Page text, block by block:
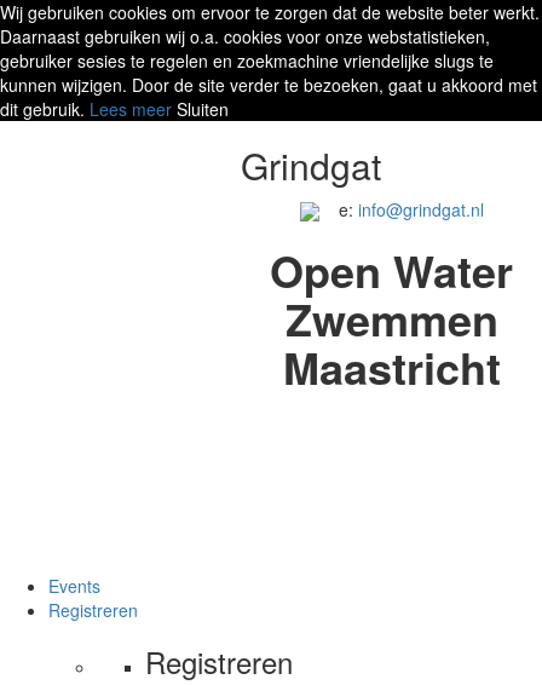
Wij gebruiken cookies om ervoor te zorgen dat de website beter werkt.
Daarnaast gebruiken wij o.a. cookies voor onze webstatistieken,
gebruiker sesies te regelen en zoekmachine vriendelijke slugs te
kunnen wijzigen. Door de site verder te bezoeken, gaat u akkoord met
dit gebruik. Lees meer Sluiten
Grindgat
e: info@grindgat.nl
Open Water
Zwemmen
Maastricht
Events
Registreren
Registreren